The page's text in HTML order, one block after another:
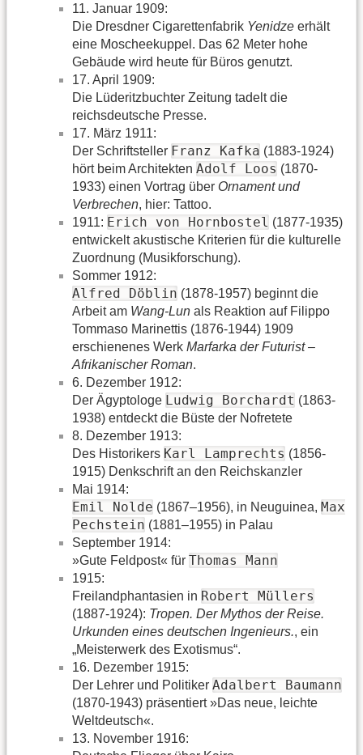
11. Januar 1909:
Die Dresdner Cigarettenfabrik Yenidze erhält
eine Moscheekuppel. Das 62 Meter hohe
Gebäude wird heute für Büros genutzt.
17. April 1909:
Die Lüderitzbuchter Zeitung tadelt die
reichsdeutsche Presse.
17. März 1911:
Der Schriftsteller Franz Kafka (1883-1924)
hört beim Architekten Adolf Loos (1870-
1933) einen Vortrag über Ornament und
Verbrechen, hier: Tattoo.
1911: Erich von Hornbostel (1877-1935)
entwickelt akustische Kriterien für die kulturelle
Zuordnung (Musikforschung).
Sommer 1912:
Alfred Döblin (1878-1957) beginnt die
Arbeit am Wang-Lun als Reaktion auf Filippo
Tommaso Marinettis (1876-1944) 1909
erschienenes Werk Marfarka der Futurist –
Afrikanischer Roman.
6. Dezember 1912:
Der Ägyptologe Ludwig Borchardt (1863-
1938) entdeckt die Büste der Nofretete
8. Dezember 1913:
Des Historikers Karl Lamprechts (1856-
1915) Denkschrift an den Reichskanzler
Mai 1914:
Emil Nolde (1867–1956), in Neuguinea, Max
Pechstein (1881–1955) in Palau
September 1914:
»Gute Feldpost« für Thomas Mann
1915:
Freilandphantasien in Robert Müllers
(1887-1924): Tropen. Der Mythos der Reise.
Urkunden eines deutschen Ingenieurs., ein
„Meisterwerk des Exotismus“.
16. Dezember 1915:
Der Lehrer und Politiker Adalbert Baumann
(1870-1943) präsentiert »Das neue, leichte
Weltdeutsch«.
13. November 1916: